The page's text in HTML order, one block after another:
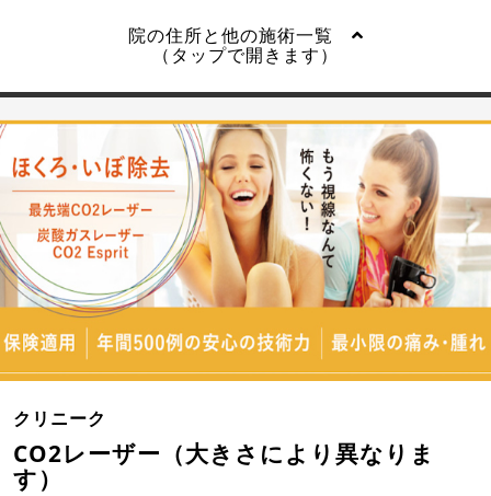
院の住所と他の施術一覧
（タップで開きます）
クリニーク
CO2レーザー（大きさにより異なりま
す）